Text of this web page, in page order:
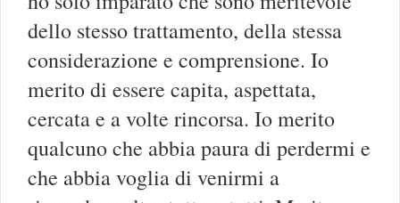
dello stesso trattamento, della stessa
considerazione e comprensione. Io
merito di essere capita, aspettata,
cercata e a volte rincorsa. Io merito
qualcuno che abbia paura di perdermi e
che abbia voglia di venirmi a